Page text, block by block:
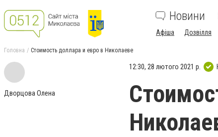
Новини
Афіша Дозвілля
Головна Стоимость доллара и евро в Николаеве
Дворцова Олена
12:30, 28 лютого 2021 р.